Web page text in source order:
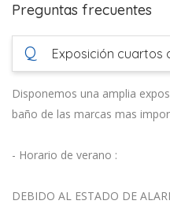
Preguntas frecuentes
Q Exposición cuartos
Disponemos una amplia
baño de las marcas mas
- Horario de verano :
DEBIDO AL ESTADO DE